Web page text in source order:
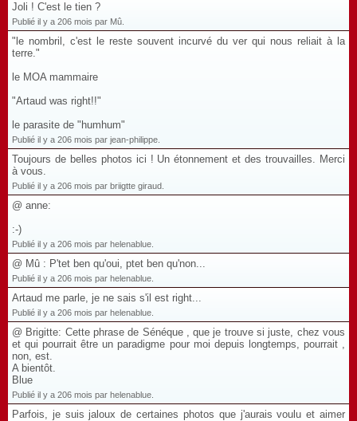
Joli ! C'est le tien ?
Publié il y a 206 mois par Mû.
"le nombril, c'est le reste souvent incurvé du ver qui nous reliait à la
terre."
le MOA mammaire
"Artaud was right!!"
le parasite de "humhum"
Publié il y a 206 mois par jean-philippe.
Toujours de belles photos ici ! Un étonnement et des trouvailles. Merci
à vous.
Publié il y a 206 mois par briigtte giraud.
@ anne:
:-)
Publié il y a 206 mois par helenablue.
@ Mû : P'tet ben qu'oui, ptet ben qu'non...
Publié il y a 206 mois par helenablue.
Artaud me parle, je ne sais s'il est right...
Publié il y a 206 mois par helenablue.
@ Brigitte: Cette phrase de Sénéque , que je trouve si juste, chez vous
et qui pourrait être un paradigme pour moi depuis longtemps, pourrait ,
non, est.
A bientôt.
Blue
Publié il y a 206 mois par helenablue.
Parfois, je suis jaloux de certaines photos que j'aurais voulu et aimer